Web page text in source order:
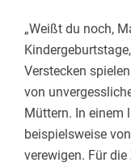
„Weißt du noch,
Verstecken
von
Müttern. In einem
beispielsweise
verewigen. Für